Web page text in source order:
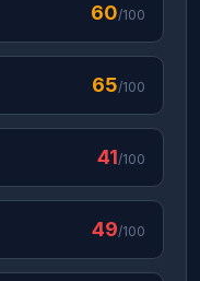
60/100
65/100
41/100
49/100